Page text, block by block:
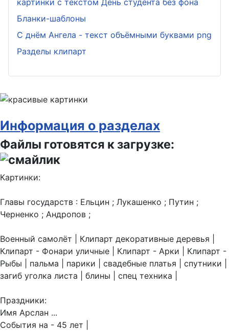
Бланки-шаблоны
С днём Ангела - текст объёмными буквами png
Разделы клипарт
Информация о разделах
Файлы готовятся к загрузке:
Картинки:
Главы государств : Ельцин ; Лукашенко ; Путин ;
Черненко ; Андропов ;
Военный самолёт | Клипарт декоративные деревья |
Клипарт - Фонари уличные | Клипарт - Арки | Клипарт -
Рыбы | пальма | парики | свадебные платья | спутники |
загиб уголка листа | блины | спец техника |
Праздники:
Имя Арслан ...
События на - 45 лет |